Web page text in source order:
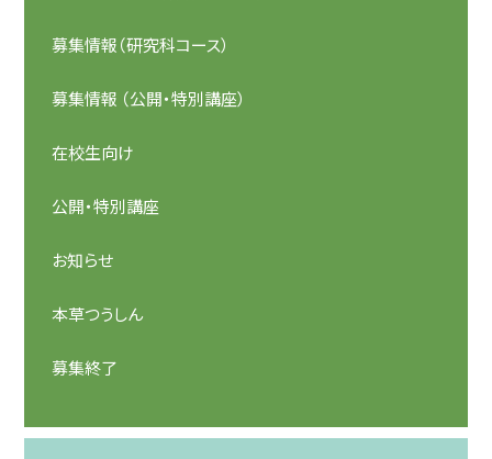
募集情報（研究科コース）
募集情報 （公開・特別講座）
在校生向け
公開・特別講座
お知らせ
本草つうしん
募集終了